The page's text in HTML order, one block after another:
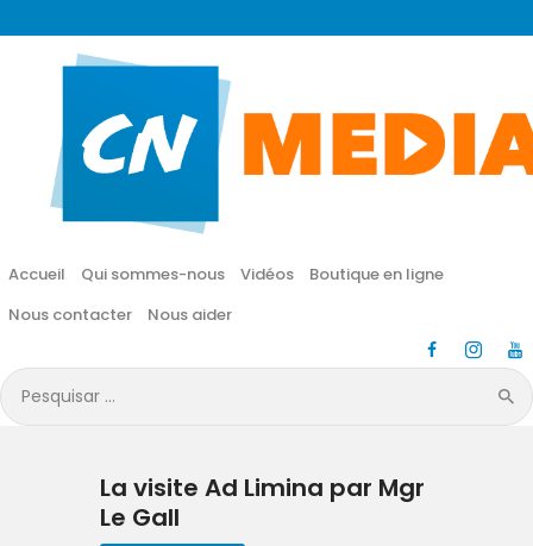
Accueil Qui sommes-nous Vidéos
Boutique en ligne
Nous contacter
Nous aider
Pesquisar
por:
CN MÉDIA
Une vie nouvelle en JESUS !
Accueil
Vidéos
Boutique en ligne
Nous aider
La visite Ad Limina par Mgr
Le Gall